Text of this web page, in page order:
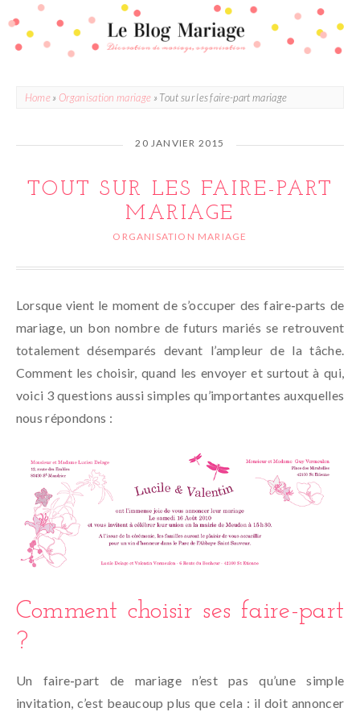
Home» Organisation mariage »Tout sur les faire-part mariage
20 JANVIER 2015
TOUT SUR LES FAIRE-PART
MARIAGE
ORGANISATION MARIAGE
Lorsque vient le moment de s’occuper des faire-parts de
mariage, un bon nombre de futurs mariés se retrouvent
totalement désemparés devant l’ampleur de la tâche.
Comment les choisir, quand les envoyer et surtout à qui,
voici 3 questions aussi simples qu’importantes auxquelles
nous répondons :
Comment choisir ses faire-part
?
Un faire-part de mariage n’est pas qu’une simple
invitation, c’est beaucoup plus que cela : il doit annoncer